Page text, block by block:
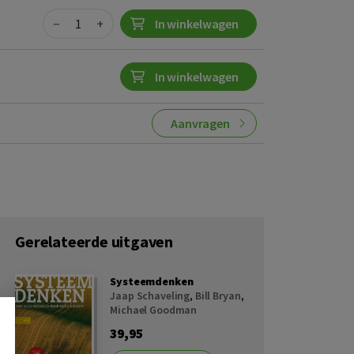
Quantity
− + In winkelwagen
In winkelwagen
Aanvragen
Gerelateerde uitgaven
Systeemdenken
Jaap Schaveling, Bill Bryan,
Michael Goodman
39,95